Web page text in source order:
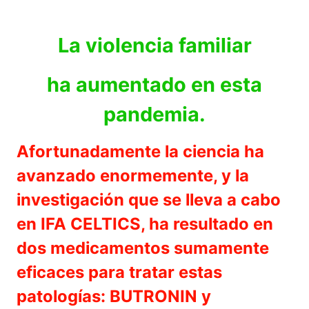
La violencia familiar
ha aumentado en esta
pandemia.
Afortunadamente la ciencia ha
avanzado enormemente, y la
investigación que se lleva a cabo
en IFA CELTICS, ha resultado en
dos medicamentos sumamente
eficaces para tratar estas
patologías: BUTRONIN y